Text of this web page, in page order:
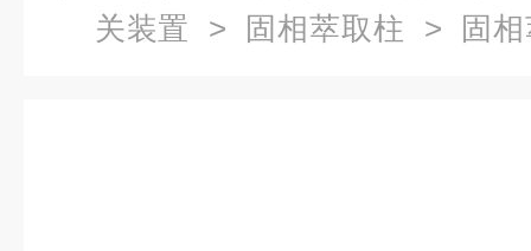
关装置 > 固相萃取柱 > 固相